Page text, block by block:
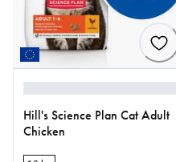
Hill's Science Plan Cat Adult
Chicken